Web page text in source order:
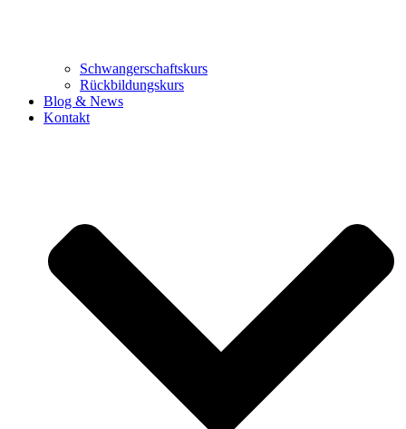
Schwangerschaftskurs
Rückbildungskurs
Blog & News
Kontakt